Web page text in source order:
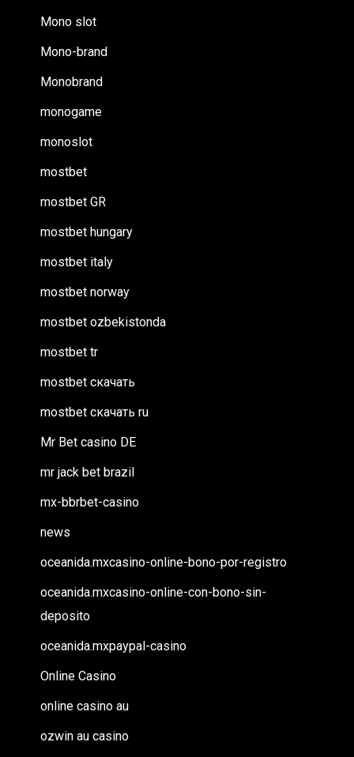
Mono slot
Mono-brand
Monobrand
monogame
monoslot
mostbet
mostbet GR
mostbet hungary
mostbet italy
mostbet norway
mostbet ozbekistonda
mostbet tr
mostbet скачать
mostbet скачать ru
Mr Bet casino DE
mr jack bet brazil
mx-bbrbet-casino
news
oceanida.mxcasino-online-bono-por-registro
oceanida.mxcasino-online-con-bono-sin-
deposito
oceanida.mxpaypal-casino
Online Casino
online casino au
ozwin au casino